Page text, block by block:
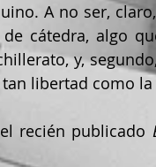
A no ser,
cátedra, algo
y,
libertad como
recién publicado